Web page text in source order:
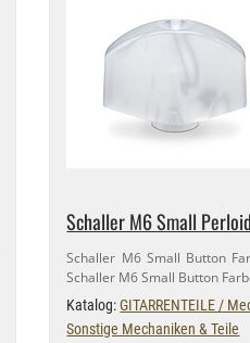
Schaller M6 Small
Schaller M6 Small Button
Schaller M6 Small Button
Katalog:GITARRENTEILE /
Sonstige Mechaniken & Teile